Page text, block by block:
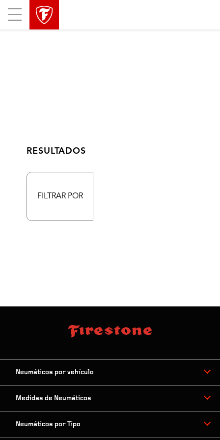
Mobile
Menu
RESULTADOS
FILTRAR POR
Neumáticos por vehículo
Medidas de Neumáticos
Neumáticos por Tipo